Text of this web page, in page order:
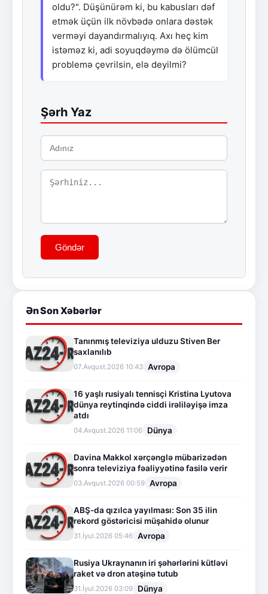
oldu?". Düşünürəm ki, bu kabusları dəf
etmək üçün ilk növbədə onlara dəstək
verməyi dayandırmalıyıq. Axı heç kim
istəməz ki, adi soyuqdəymə də ölümcül
problemə çevrilsin, elə deyilmi?
Şərh Yaz
Göndər
Ən Son Xəbərlər
Tanınmış televiziya ulduzu Stiven Ber
saxlanılıb
07.Avqust.2026 10:43 Avropa
16 yaşlı rusiyalı tennisçi Kristina Lyutova
dünya reytinqində ciddi irəliləyişə imza
atdı
04.Avqust.2026 11:06 Dünya
Davina Makkol xərçənglə mübarizədən
sonra televiziya fəaliyyətinə fasilə verir
03.Avqust.2026 00:59 Avropa
ABŞ-da qızılca yayılması: Son 35 ilin
rekord göstəricisi müşahidə olunur
31.İyul.2026 05:46 Avropa
Rusiya Ukraynanın iri şəhərlərini kütləvi
raket və dron atəşinə tutub
31.İyul.2026 03:09 Dünya